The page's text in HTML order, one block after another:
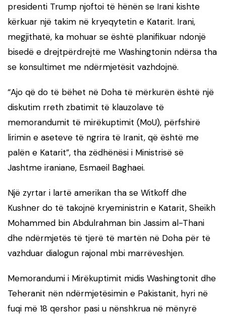
presidenti Trump njoftoi të hënën se Irani kishte
kërkuar një takim në kryeqytetin e Katarit. Irani,
megjithatë, ka mohuar se është planifikuar ndonjë
bisedë e drejtpërdrejtë me Washingtonin ndërsa tha
se konsultimet me ndërmjetësit vazhdojnë.
“Ajo që do të bëhet në Doha të mërkurën është një
diskutim rreth zbatimit të klauzolave ​​të
memorandumit të mirëkuptimit (MoU), përfshirë
lirimin e aseteve të ngrira të Iranit, që është me
palën e Katarit”, tha zëdhënësi i Ministrisë së
Jashtme iraniane, Esmaeil Baghaei.
Një zyrtar i lartë amerikan tha se Witkoff dhe
Kushner do të takojnë kryeministrin e Katarit, Sheikh
Mohammed bin Abdulrahman bin Jassim al-Thani
dhe ndërmjetës të tjerë të martën në Doha për të
vazhduar dialogun rajonal mbi marrëveshjen.
Memorandumi i Mirëkuptimit midis Washingtonit dhe
Teheranit nën ndërmjetësimin e Pakistanit, hyri në
fuqi më 18 qershor pasi u nënshkrua në mënyrë